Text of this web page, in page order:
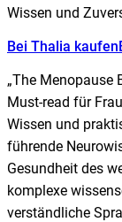
Wissen und
Bei Thalia kaufen
„The Menopause
Must-read für
Wissen und
führende
Gesundheit des
komplexe
verständliche